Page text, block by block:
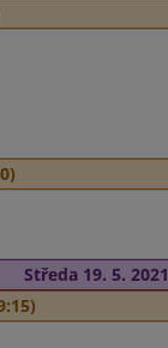
Středa 19. 5. 2021